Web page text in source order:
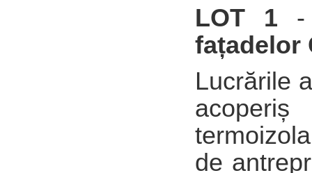
LOT 1 -
fațadelor
Lucrările
de